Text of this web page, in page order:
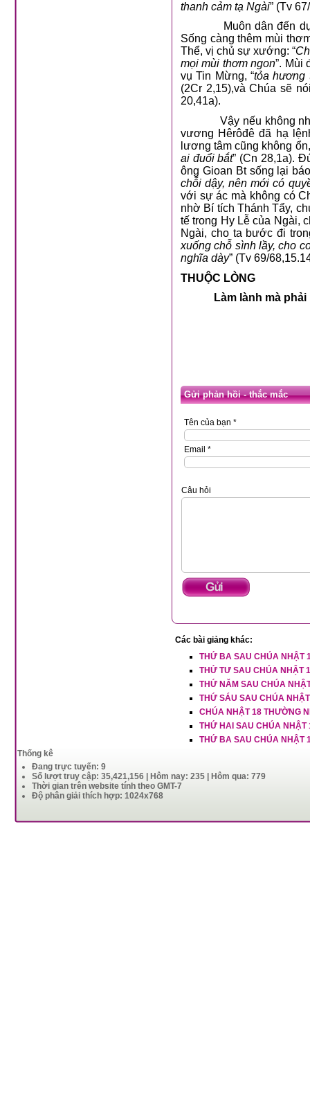
thanh cảm tạ Ngài” (Tv
Muôn dân đến
Sống càng thêm mùi
Thể, vị chủ sự xướng: “
mọi mùi thơm ngon”. Mùi
vụ Tin Mừng, “tỏa hương
(2Cr 2,15),và Chúa sẽ
20,41a).
Vậy nếu không
vương Hêrôđê đã hạ
lương tâm cũng không
ai đuổi bắt” (Cn 28,1a).
ông Gioan Bt sống lại
chỗi dậy, nên mới có
với sự ác mà không có
nhờ Bí tích Thánh Tẩy,
tế trong Hy Lễ của Ngài,
Ngài, cho ta bước đi
xuống chỗ sình lầy, cho
nghĩa dày” (Tv 69/
THUỘC LÒNG
Làm lành mà
Gửi phản hồi - thắc mắc
Tên của bạn *
Email *
Câu hỏi
Các bài giảng khác:
THỨ BA SAU CHÚA NHẬT
THỨ TƯ SAU CHÚA NHẬT
THỨ NĂM SAU CHÚA
THỨ SÁU SAU CHÚA
CHÚA NHẬT 18 THƯỜNG
THỨ HAI SAU CHÚA
THỨ BA SAU CHÚA NHẬT
Thống kê
Đang trực tuyến: 9
Số lượt truy cập: 35,421,156 | Hôm nay: 235 | Hôm qua: 779
Thời gian trên website tính theo GMT-7
Độ phân giải thích hợp: 1024x768